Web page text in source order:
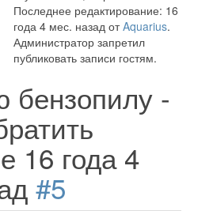
Последнее редактирование: 16
года 4 мес. назад отAquarius.
Администратор запретил
публиковать записи гостям.
-
16 года 4
#5